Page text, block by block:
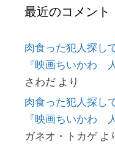
最近のコメント
肉食った犯人探し
『映画ちいかわ
さわだ より
肉食った犯人探し
『映画ちいかわ
ガネオ・トカゲよ